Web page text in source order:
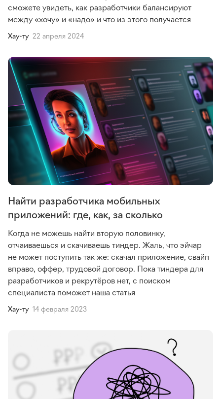
сможете увидеть, как разработчики балансируют
между «хочу» и «надо» и что из этого получается
Хау-ту 22 апреля 2024
Найти разработчика мобильных
приложений: где, как, за сколько
Когда не можешь найти вторую половинку,
отчаиваешься и скачиваешь тиндер. Жаль, что эйчар
не может поступить так же: скачал приложение, свайп
вправо, оффер, трудовой договор. Пока тиндера для
разработчиков и рекрутёров нет, с поиском
специалиста поможет наша статья
Хау-ту 14 февраля 2023